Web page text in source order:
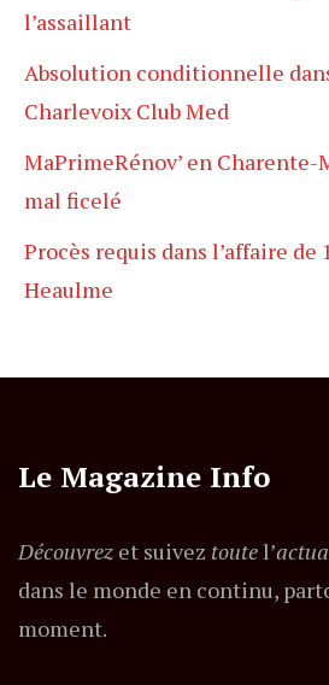
l’assaillant
Absolution conditionnelle
Charlevoix Club Med
MaPrimeRénov’ en
mal ficelé
Procès requis dans l’affaire
Heaulme
Le Magazine Info
Découvrez et suivez toutel’
dans le monde en continu,
moment.